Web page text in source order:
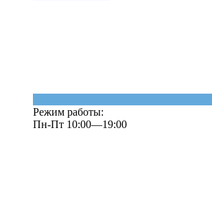
Режим работы:
Пн-Пт 10:00—19:00